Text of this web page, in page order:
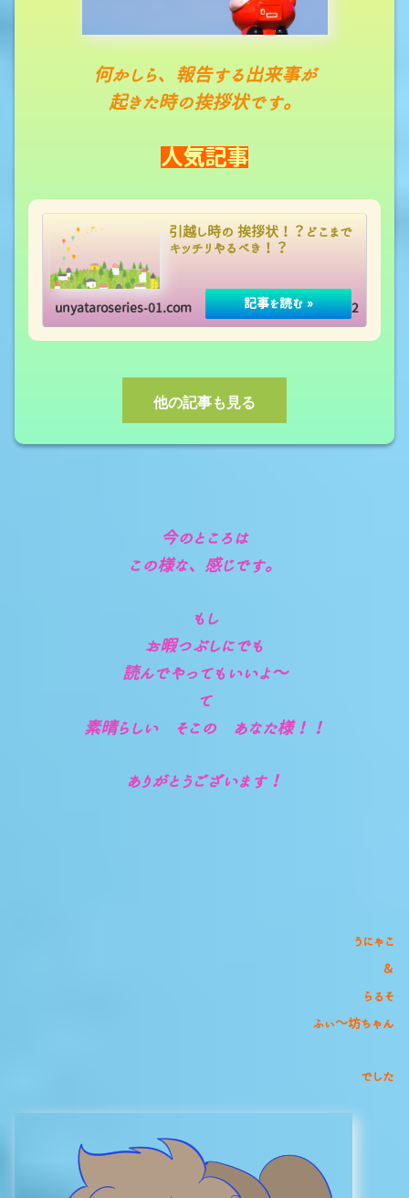
何かしら、報告する出来事が
起きた時の挨拶状です。
人気記事
引越し時の 挨拶状！？どこまで
キッチリやるべき！？
unyataroseries-01.com 2020.09.12
他の記事も見る
今のところは
この様な、感じです。
もし
お暇つぶしにでも
読んでやってもいいよ～
て
素晴らしい そこの あなた様！！
ありがとうございます！
うにゃこ
＆
らるそ
ふぃ～坊ちゃん
でした